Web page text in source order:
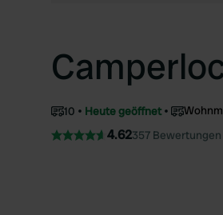
10 Heute geöffnet
4.62357 Bewertungen